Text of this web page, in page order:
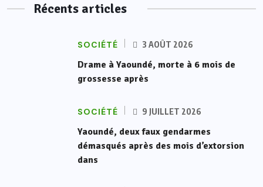
Récents articles
SOCIÉTÉ 3 AOÛT 2026
Drame à Yaoundé, morte à 6 mois de
grossesse après
SOCIÉTÉ 9 JUILLET 2026
Yaoundé, deux faux gendarmes
démasqués après des mois d’extorsion
dans